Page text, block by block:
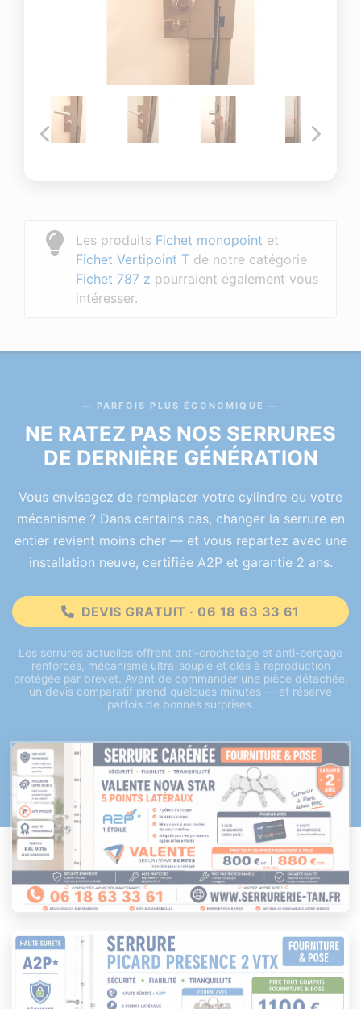
Les produits Fichet monopoint et
Fichet Vertipoint T de notre catégorie
Fichet 787 z pourraient également vous
intéresser.
PARFOIS PLUS ÉCONOMIQUE
NE RATEZ PAS NOS SERRURES
DE DERNIÈRE GÉNÉRATION
Vous envisagez de remplacer votre cylindre ou votre
mécanisme ? Dans certains cas, changer la serrure en
entier revient moins cher — et vous repartez avec une
installation neuve, certifiée A2P et garantie 2 ans.
DEVIS GRATUIT · 06 18 63 33 61
Les serrures actuelles offrent anti-crochetage et anti-perçage
renforcés, mécanisme ultra-souple et clés à reproduction
protégée par brevet. Avant de commander une pièce détachée,
un devis comparatif prend quelques minutes — et réserve
parfois de bonnes surprises.